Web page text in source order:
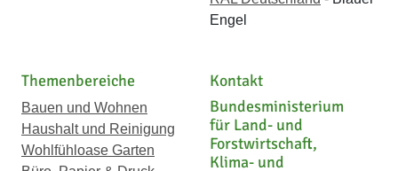
Engel
Themenbereiche
Bauen und Wohnen
Haushalt und Reinigung
Wohlfühloase Garten
Kontakt
Bundesministerium
für Land- und
Forstwirtschaft,
Klima- und